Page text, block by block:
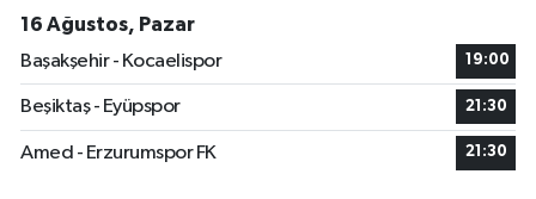
16 Ağustos, Pazar
Başakşehir - Kocaelispor
19:00
Beşiktaş - Eyüpspor 21:30
Amed - Erzurumspor FK 21:30